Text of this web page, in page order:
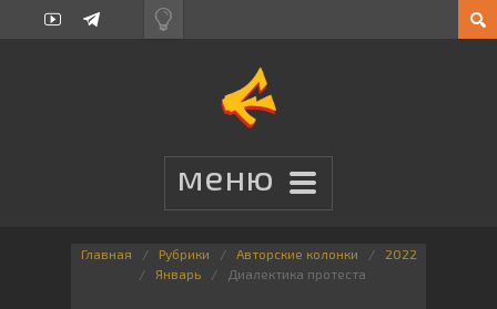
Главная Рубрики Авторские колонки
2022
Январь
Диалектика протеста